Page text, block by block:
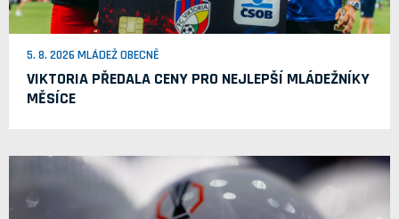
5. 8. 2026 MLÁDEŽ OBECNĚ
VIKTORIA PŘEDALA CENY PRO NEJLEPŠÍ MLÁDEŽNÍKY
MĚSÍCE